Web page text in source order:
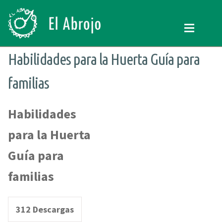
Ir
a
la
navegación
Ir
al
contenido
Quienes somos
QUE HACEMOS
Programas
RECREACIÓN (LA JARANA)
CURSOS
ESPACIO LÚDICO
VARIETÉ
QUIENES SOMOS Expand
PROGRAMAS
VOLUNTARIADO
CURSOS
DONAR
CONTACTO
Habilidades para la Huerta Guía para
familias
Habilidades
para la Huerta
Guía para
familias
312 Descargas